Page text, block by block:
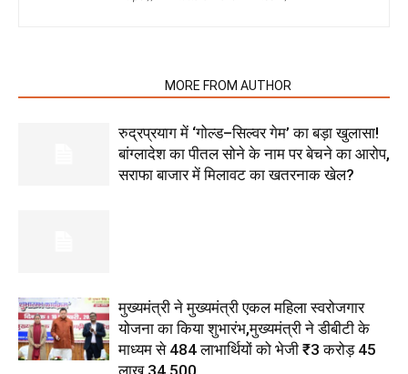
MORE FROM AUTHOR
रुद्रप्रयाग में ‘गोल्ड–सिल्वर गेम’ का बड़ा खुलासा!
बांग्लादेश का पीतल सोने के नाम पर बेचने का आरोप,
सराफा बाजार में मिलावट का खतरनाक खेल?
मुख्यमंत्री ने मुख्यमंत्री एकल महिला स्वरोजगार
योजना का किया शुभारंभ,मुख्यमंत्री ने डीबीटी के
माध्यम से 484 लाभार्थियों को भेजी ₹3 करोड़ 45
लाख 34,500...